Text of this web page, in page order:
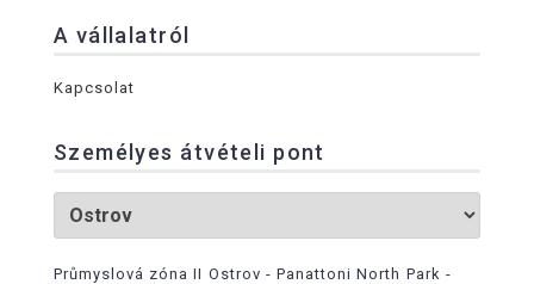
A vállalatról
Kapcsolat
Személyes átvételi pont
Průmyslová zóna II Ostrov - Panattoni North Park -